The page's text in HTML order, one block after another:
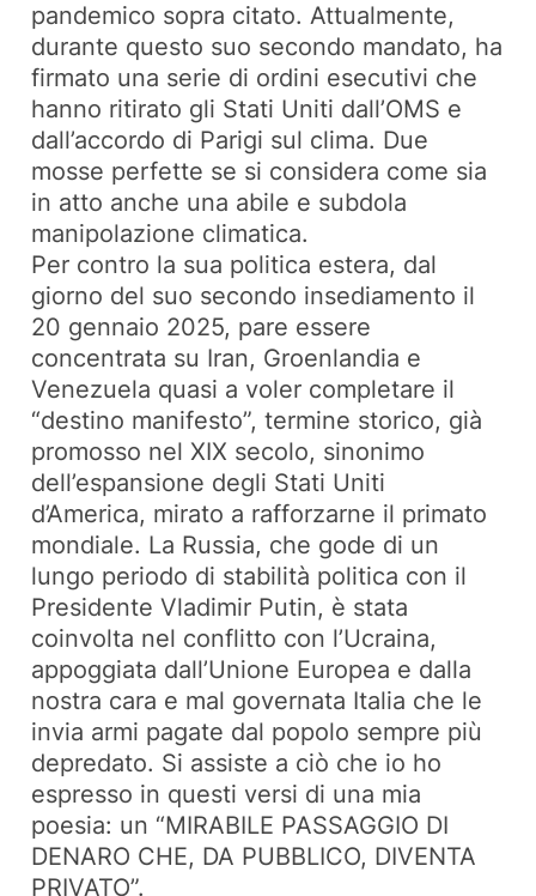
pandemico sopra citato. Attualmente,
durante questo suo secondo mandato, ha
firmato una serie di ordini esecutivi che
hanno ritirato gli Stati Uniti dall’OMS e
dall’accordo di Parigi sul clima. Due
mosse perfette se si considera come sia
in atto anche una abile e subdola
manipolazione climatica.
Per contro la sua politica estera, dal
giorno del suo secondo insediamento il
20 gennaio 2025, pare essere
concentrata su Iran, Groenlandia e
Venezuela quasi a voler completare il
“destino manifesto”, termine storico, già
promosso nel XIX secolo, sinonimo
dell’espansione degli Stati Uniti
d’America, mirato a rafforzarne il primato
mondiale. La Russia, che gode di un
lungo periodo di stabilità politica con il
Presidente Vladimir Putin, è stata
coinvolta nel conflitto con l’Ucraina,
appoggiata dall’Unione Europea e dalla
nostra cara e mal governata Italia che le
invia armi pagate dal popolo sempre più
depredato. Si assiste a ciò che io ho
espresso in questi versi di una mia
poesia: un “MIRABILE PASSAGGIO DI
DENARO CHE, DA PUBBLICO, DIVENTA
PRIVATO”.